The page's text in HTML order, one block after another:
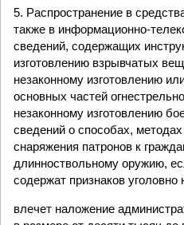
5. Распространение в
также в информационно-
сведений, содержащих
изготовлению взрывчатых
незаконному изготовлению
основных частей
незаконному изготовлению
сведений о способах,
снаряжения патронов к
длинноствольному оружию,
содержат признаков уголовно
влечет наложение